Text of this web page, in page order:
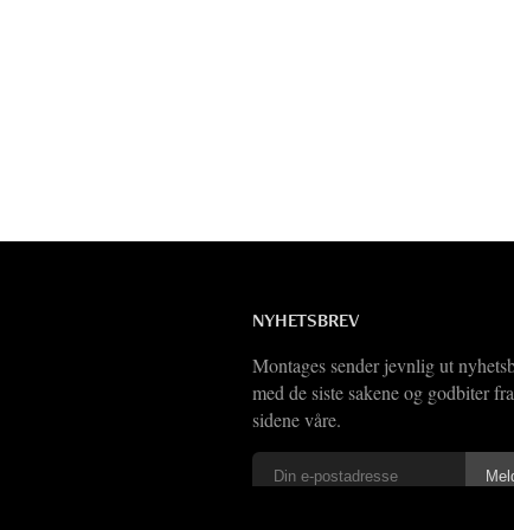
NYHETSBREV
Montages sender jevnlig ut
med de siste sakene og godbiter fra
sidene våre.